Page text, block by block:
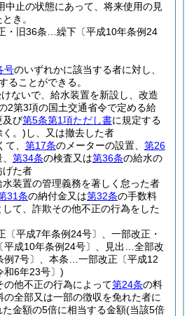
中止の状態にあって、将来使用の見
き。
・旧36条…繰下〔平成10年条例24
号のいずれかに該当する者に対し、
ることができる。
ないで、給水装置を新設し、改造
2第3項の国土交通省令で定める給
及び第5条第1項ただし書に規定する
く。) し、又は撤去した者
、 第17条のメーターの設置、 第26
第34条の検査又は第36条の給水の
げた者
水装置の管理義務を著しく怠った者
31条の納付金又は第32条の手数料
て、詐欺その他不正の行為をした
平成7年条例24号〕、一部改正・
平成10年条例24号〕、見出…全部改
例7号〕、本条…一部改正〔平成12
和6年23号〕)
の他不正の行為によって第24条の料
の全部又は一部の徴収を免れた者に
金額の5倍に相当する金額(当該5倍